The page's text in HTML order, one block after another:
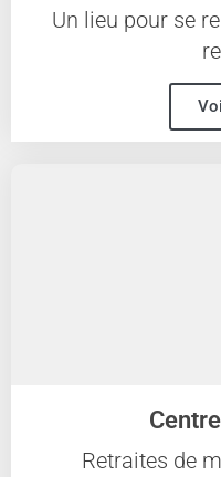
Un lieu pour se
Retraites de